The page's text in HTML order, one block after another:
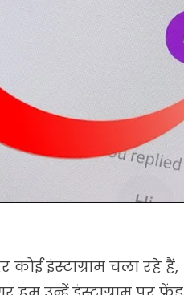
इंस्टाग्राम चला रहे हैं,